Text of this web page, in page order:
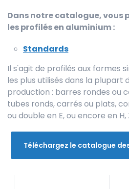
Dans notre catalogue, vous
les profilés en aluminium :
Standards
Il s'agit de profilés aux formes
les plus utilisés dans la plupart
production : barres rondes ou
tubes ronds, carrés ou plats,
ou double en E, ou encore en H,
Téléchargez le catalogue